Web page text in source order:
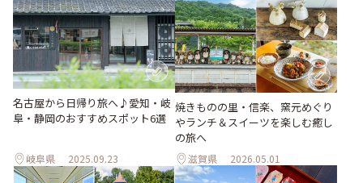
名古屋から日帰り旅へ♪愛知・岐
阜・静岡のおすすめスポット6選
岐阜県 2025.09.23
焼きものの里・信楽、窯元めぐり
やランチ＆スイーツを楽しむ癒し
の旅へ
滋賀県 2026.05.01